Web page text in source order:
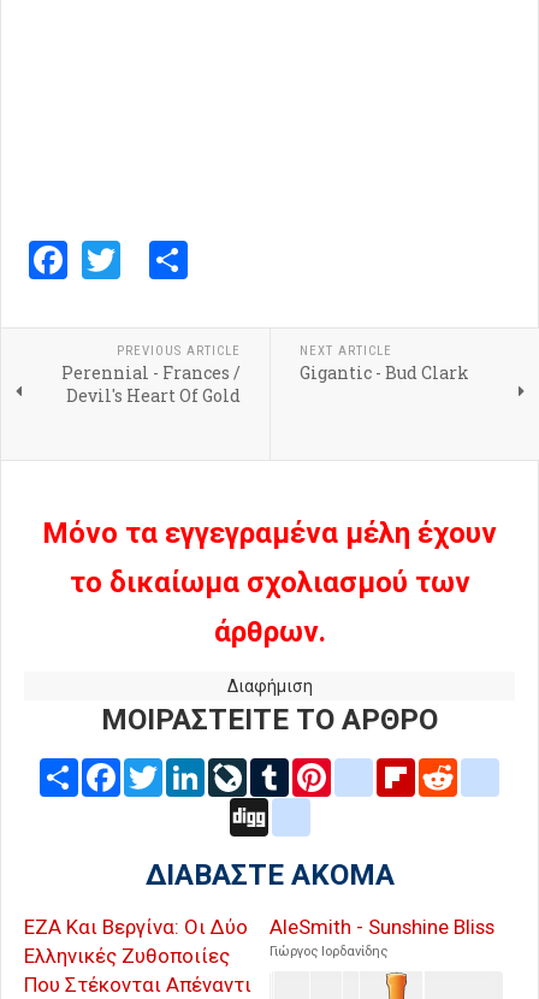
Facebook
Twitter
PREVIOUS ARTICLE
Perennial - Frances /
Devil's Heart Of Gold
NEXT ARTICLE
Gigantic - Bud Clark
Μόνο τα εγγεγραμένα μέλη έχουν
το δικαίωμα σχολιασμού των
άρθρων.
Διαφήμιση
ΜΟΙΡΑΣΤΕΙΤΕ ΤΟ ΑΡΘΡΟ
Share FacebookTwitterLinkedInLiveJournal
Tumblr Pinterestblogger_post
Flipboard
ΔΙΑΒΑΣΤΕ ΑΚΟΜΑ
ΕΖΑ Και Βεργίνα: Οι Δύο
Ελληνικές Ζυθοποιίες
Που Στέκονται Απέναντι
AleSmith - Sunshine Bliss
Γιώργος Ιορδανίδης